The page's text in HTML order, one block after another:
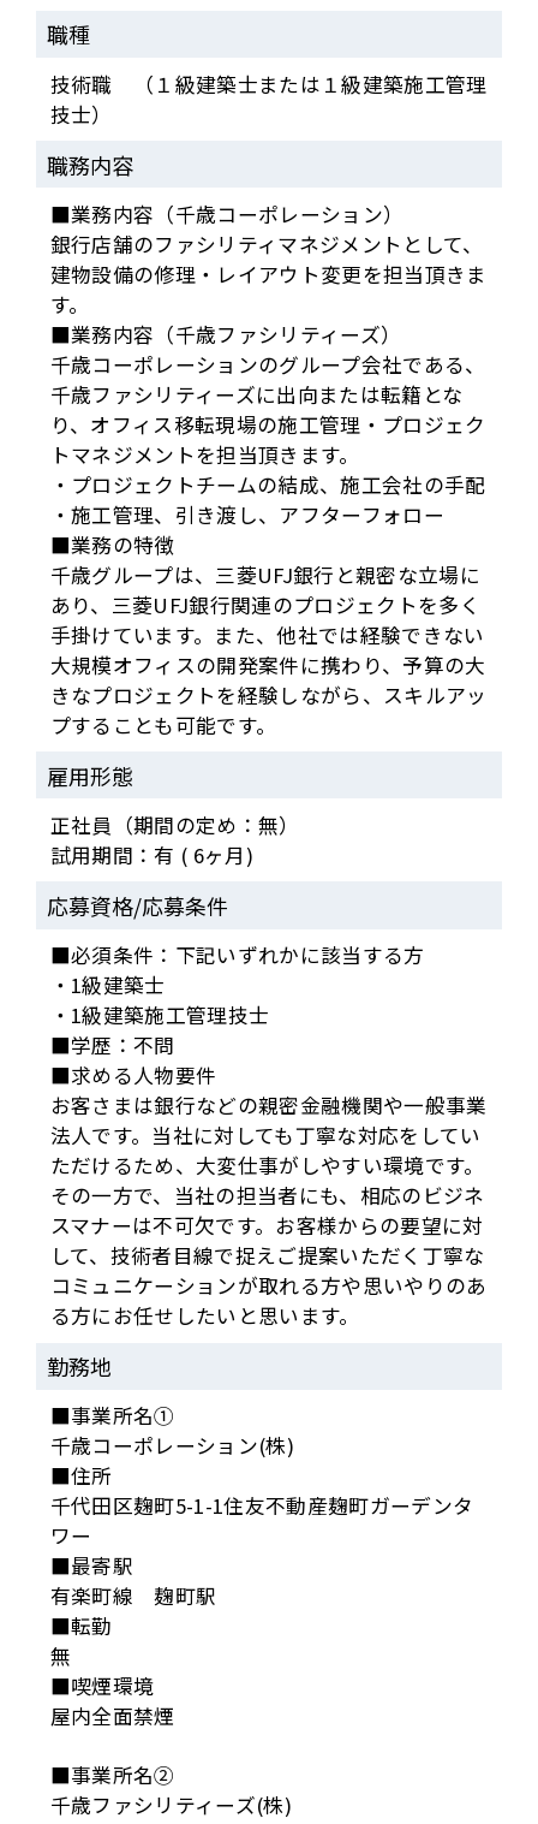
職種
技術職 （１級建築士または１級建築施工管理
技士）
職務内容
■業務内容（千歳コーポレーション）
銀行店舗のファシリティマネジメントとして、
建物設備の修理・レイアウト変更を担当頂きま
す。
■業務内容（千歳ファシリティーズ）
千歳コーポレーションのグループ会社である、
千歳ファシリティーズに出向または転籍とな
り、オフィス移転現場の施工管理・プロジェク
トマネジメントを担当頂きます。
・プロジェクトチームの結成、施工会社の手配
・施工管理、引き渡し、アフターフォロー
■業務の特徴
千歳グループは、三菱UFJ銀行と親密な立場に
あり、三菱UFJ銀行関連のプロジェクトを多く
手掛けています。また、他社では経験できない
大規模オフィスの開発案件に携わり、予算の大
きなプロジェクトを経験しながら、スキルアッ
プすることも可能です。
雇用形態
正社員（期間の定め：無）
試用期間：有 ( 6ヶ月)
応募資格/応募条件
■必須条件：下記いずれかに該当する方
・1級建築士
・1級建築施工管理技士
■学歴：不問
■求める人物要件
お客さまは銀行などの親密金融機関や一般事業
法人です。当社に対しても丁寧な対応をしてい
ただけるため、大変仕事がしやすい環境です。
その一方で、当社の担当者にも、相応のビジネ
スマナーは不可欠です。お客様からの要望に対
して、技術者目線で捉えご提案いただく丁寧な
コミュニケーションが取れる方や思いやりのあ
る方にお任せしたいと思います。
勤務地
■事業所名①
千歳コーポレーション(株)
■住所
千代田区麹町5-1-1住友不動産麹町ガーデンタ
ワー
■最寄駅
有楽町線 麹町駅
■転勤
無
■喫煙環境
屋内全面禁煙
■事業所名②
千歳ファシリティーズ(株)